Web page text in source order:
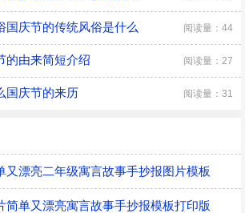
国庆节的传统风俗是什么 阅读量：44
的由来简短介绍 阅读量：27
国庆节的来历 阅读量：31
又漂亮二年级寓言故事手抄报图片模板
简单又漂亮寓言故事手抄报模板打印版